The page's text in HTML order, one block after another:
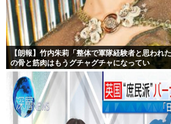
【朗報】竹内朱莉「整体で軍隊経験者と思われ
の骨と筋肉はもうグチャグチャになってい